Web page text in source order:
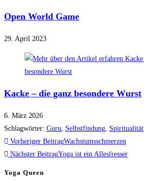
Open World Game
29. April 2023
Kacke – die ganz besondere Wurst
6. März 2026
Schlagwörter: Guru, Selbstfindung, Spiritualität
Weitere
Artikel
ansehen
Vorheriger BeitragWachstumsschmerzen
Nächster BeitragYoga ist ein Allesfresser
Yoga Queen